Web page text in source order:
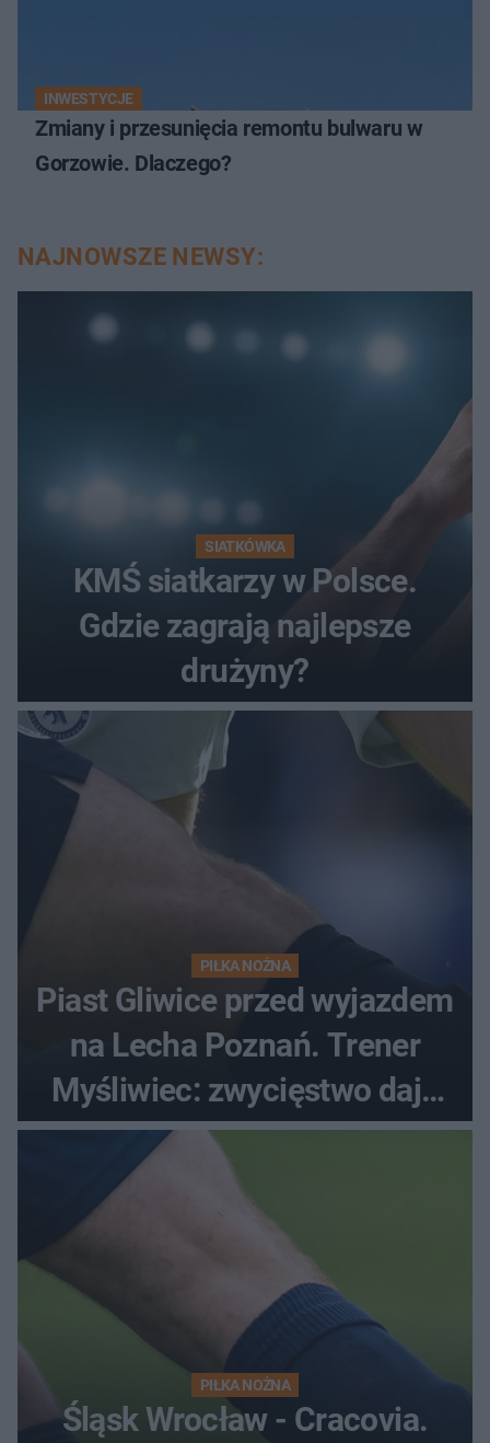
INWESTYCJE
Zmiany i przesunięcia remontu bulwaru w
Gorzowie. Dlaczego?
NAJNOWSZE NEWSY:
SIATKÓWKA
KMŚ siatkarzy w Polsce.
Gdzie zagrają najlepsze
drużyny?
PIŁKA NOŻNA
Piast Gliwice przed wyjazdem
na Lecha Poznań. Trener
Myśliwiec: zwycięstwo daje
satysfakcję
PIŁKA NOŻNA
Śląsk Wrocław - Cracovia.